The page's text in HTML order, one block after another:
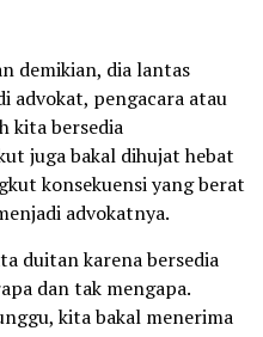
demikian, dia lantas
advokat, pengacara atau
kita bersedia
juga bakal dihujat hebat
konsekuensi yang berat
advokatnya.
duitan karena bersedia
dan tak mengapa.
kita bakal menerima